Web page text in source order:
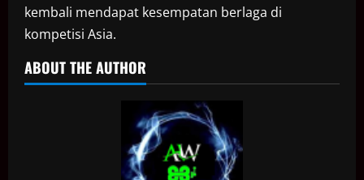
kembali mendapat kesempatan berlaga di
kompetisi Asia.
ABOUT THE AUTHOR